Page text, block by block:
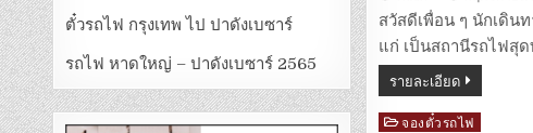
สวัสดีเพื่อน ๆ นักเดิน
แก่ เป็นสถานีรถไฟสุ
รายละเอียด
Posted
จองตั๋วรถไฟ
ตั๋วรถไฟ กรุงเทพ ไป ปาดังเบซาร์
รถไฟ หาดใหญ่ – ปาดังเบซาร์ 2565